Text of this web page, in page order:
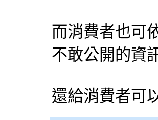
而消費者也可
不敢公開的資
還給消費者可